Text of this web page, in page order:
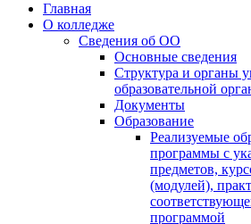
Главная
О колледже
Сведения об ОО
Основные сведения
Структура и органы
образовательной
Документы
Образование
Реализуемые
программы с
предметов,
(модулей),
программой